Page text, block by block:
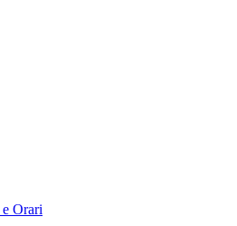
Orari